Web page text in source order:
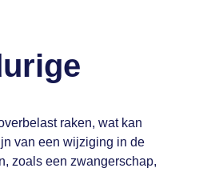
raken, wat kan
van een wijziging in de
zoals een zwangerschap,